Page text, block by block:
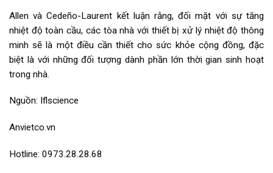
Allen và Cedeño-Laurent kết luận rằng, đối mặt với sự tăng
nhiệt độ toàn cầu, các tòa nhà với thiết bị xử lý nhiệt độ thông
minh sẽ là một điều cần thiết cho sức khỏe cộng đồng, đặc
biệt là với những đối tượng dành phần lớn thời gian sinh hoạt
trong nhà.
Nguồn: Iflscience
Anvietco.vn
Hotline: 0973.28.28.68